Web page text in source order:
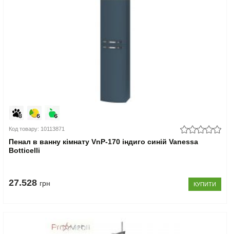
Код товару: 10113871
Пенал в ванну кімнату VnP-170 індиго синій Vanessa
Botticelli
27.528 грн КУПИТИ